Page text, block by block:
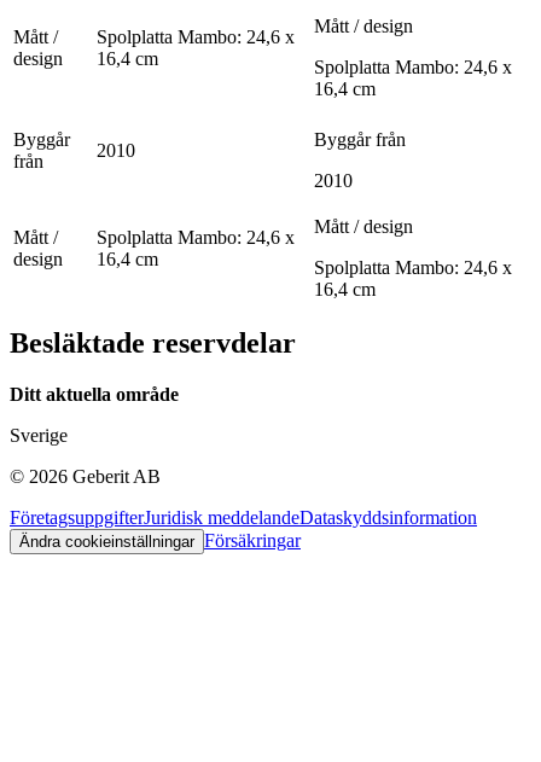
Mått /
design
Spolplatta Mambo: 24,6 x
16,4 cm
Mått / design
Spolplatta Mambo: 24,6 x
16,4 cm
Byggår
från
2010
Byggår från
2010
Mått /
design
Spolplatta Mambo: 24,6 x
16,4 cm
Mått / design
Spolplatta Mambo: 24,6 x
16,4 cm
Besläktade reservdelar
Ditt aktuella område
Sverige
© 2026 Geberit AB
FöretagsuppgifterJuridisk meddelandeDataskyddsinformation
Ändra cookieinställningar Försäkringar